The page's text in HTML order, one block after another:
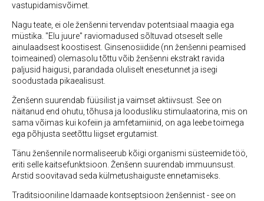
vastupidamisvõimet.
Nagu teate, ei ole ženšenni tervendav potentsiaal maagia ega
müstika. "Elu juure" raviomadused sõltuvad otseselt selle
ainulaadsest koostisest. Ginsenosiidide (nn ženšenni peamised
toimeained) olemasolu tõttu võib ženšenni ekstrakt ravida
paljusid haigusi, parandada oluliselt enesetunnet ja isegi
soodustada pikaealisust.
Ženšenn suurendab füüsilist ja vaimset aktiivsust. See on
näitanud end ohutu, tõhusa ja loodusliku stimulaatorina, mis on
sama võimas kui kofeiin ja amfetamiinid, on aga leebe toimega
ega põhjusta seetõttu liigset ergutamist.
Tänu ženšennile normaliseerub kõigi organismi süsteemide töö,
eriti selle kaitsefunktsioon. Ženšenn suurendab immuunsust.
Arstid soovitavad seda külmetushaiguste ennetamiseks.
Traditsiooniline Idamaade kontseptsioon ženšennist - see on